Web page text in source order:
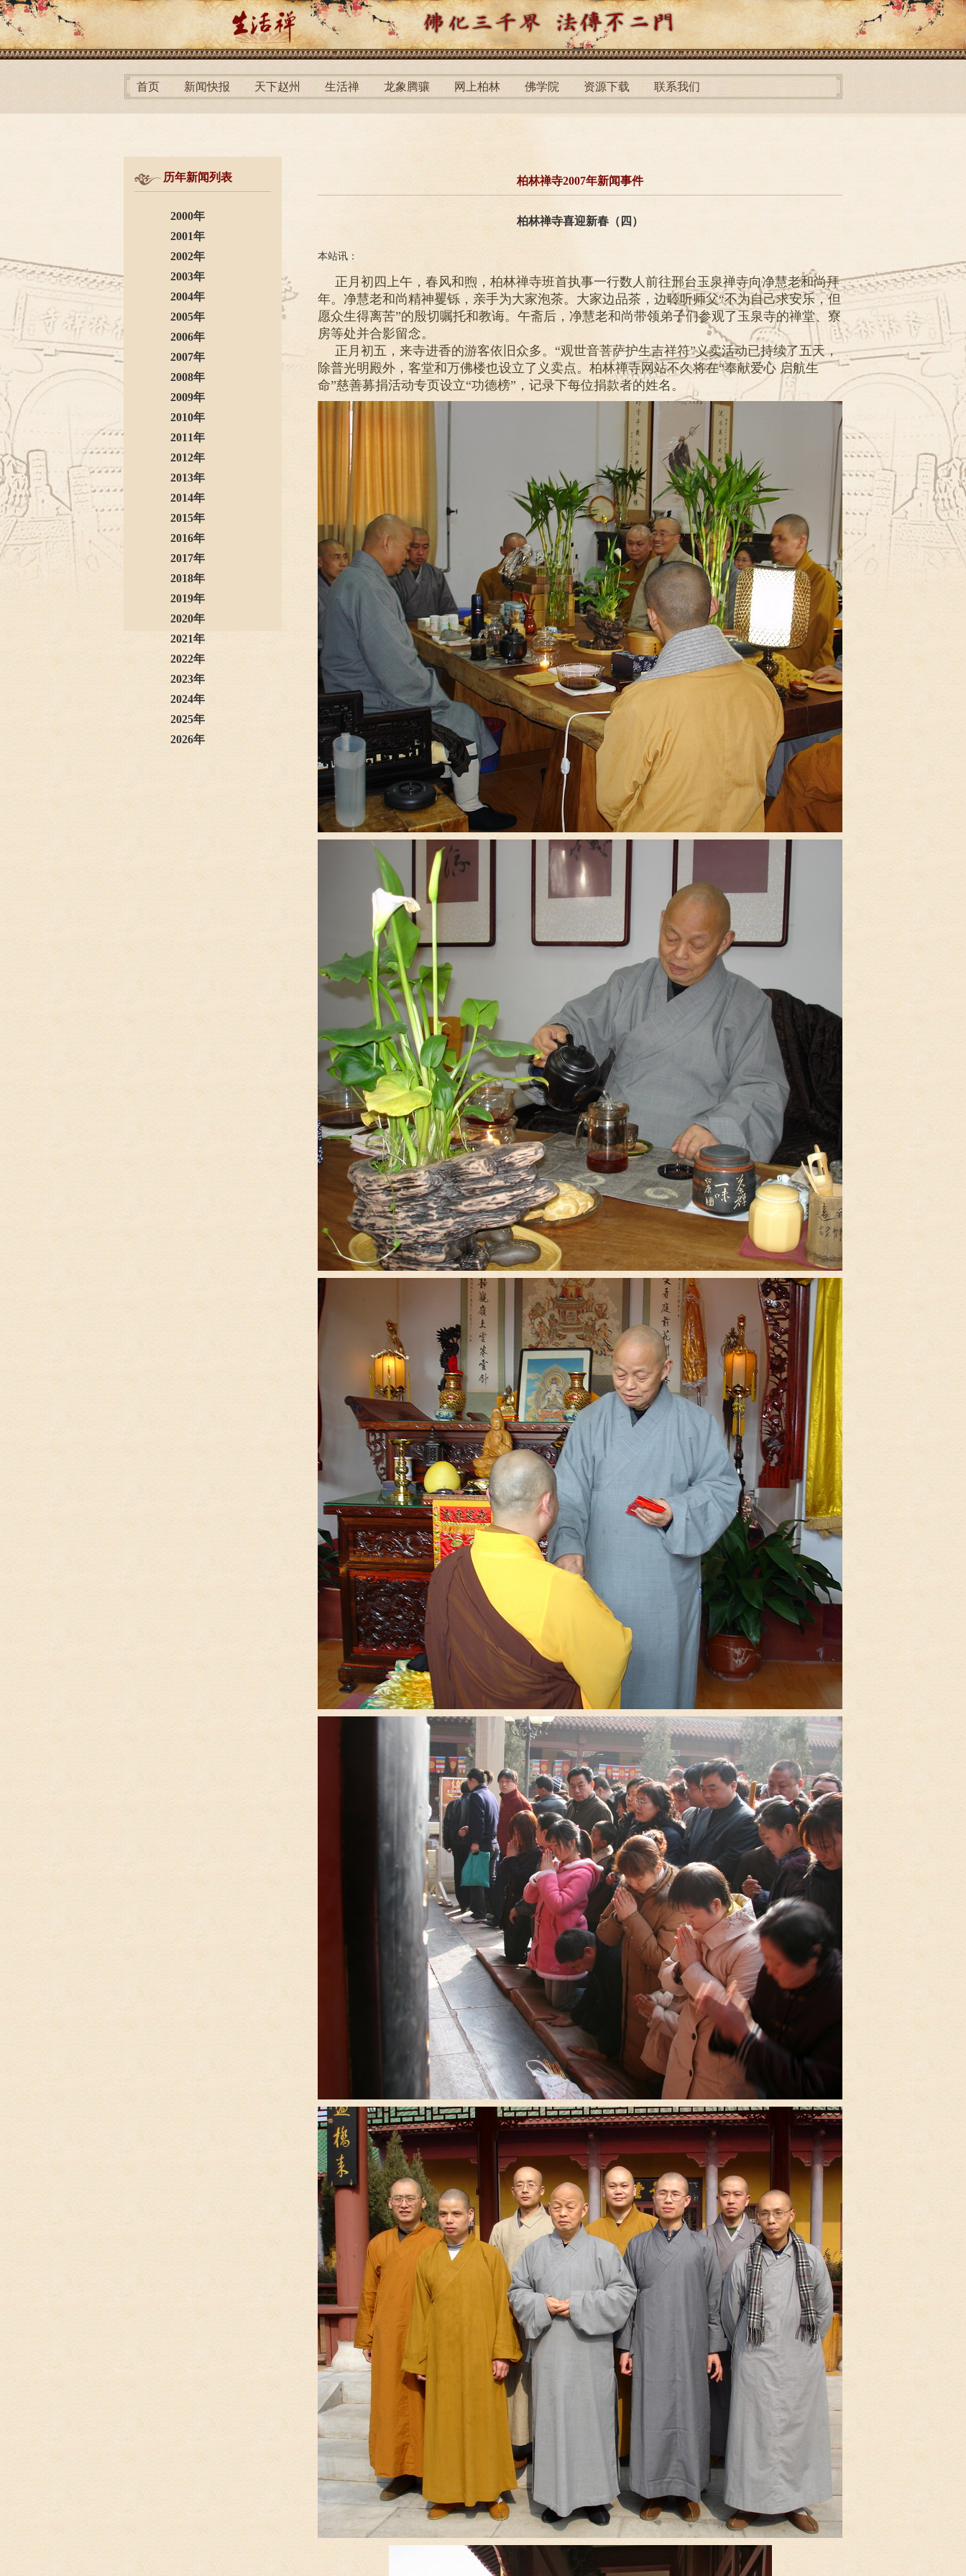
首页 新闻快报 天下赵州 生活禅 龙象腾骧 网上柏林 佛学院 资源下载 联系我们
历年新闻列表
2000年
2001年
2002年
2003年
2004年
2005年
2006年
2007年
2008年
2009年
2010年
2011年
2012年
2013年
2014年
2015年
2016年
2017年
2018年
2019年
2020年
2021年
2022年
2023年
2024年
2025年
2026年
柏林禅寺2007年新闻事件
柏林禅寺喜迎新春（四）
本站讯：
正月初四上午，春风和煦，柏林禅寺班首执事一行数人前往邢台玉泉禅寺向净慧老和尚拜
年。净慧老和尚精神矍铄，亲手为大家泡茶。大家边品茶，边聆听师父“不为自己求安乐，但
愿众生得离苦”的殷切嘱托和教诲。午斋后，净慧老和尚带领弟子们参观了玉泉寺的禅堂、寮
房等处并合影留念。
正月初五，来寺进香的游客依旧众多。“观世音菩萨护生吉祥符”义卖活动已持续了五天，
除普光明殿外，客堂和万佛楼也设立了义卖点。柏林禅寺网站不久将在“奉献爱心 启航生
命”慈善募捐活动专页设立“功德榜”，记录下每位捐款者的姓名。